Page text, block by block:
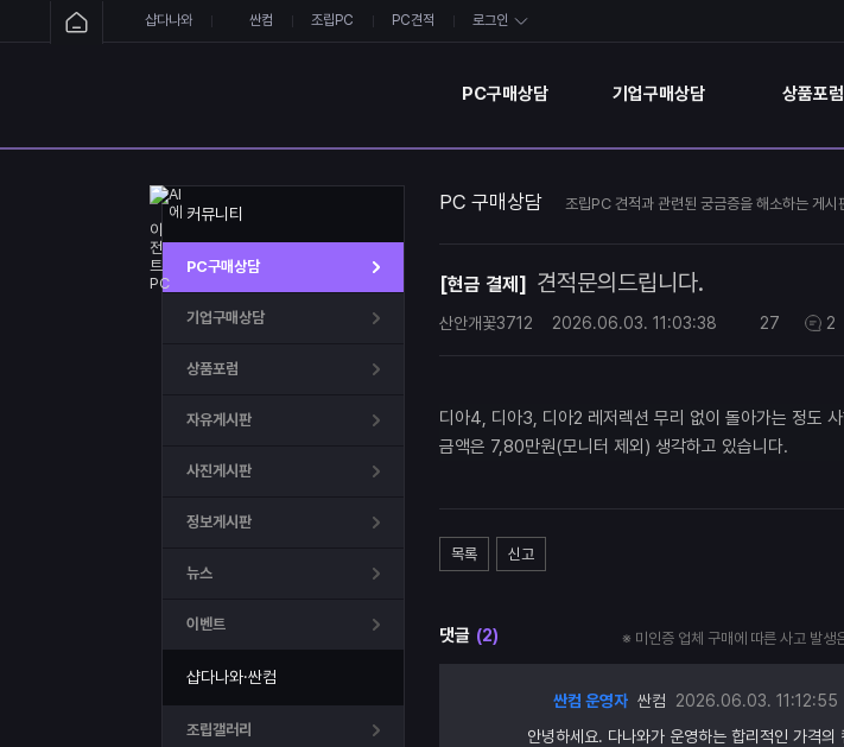
샵다나와 싼컴 조립PC PC견적 로그인
PC구매상담 기업구매상담 상품포럼
커뮤니티
PC구매상담
기업구매상담
상품포럼
자유게시판
사진게시판
정보게시판
뉴스
이벤트
샵다나와·싼컴
조립갤러리
PC 구매상담 조립PC 견적과 관련된 궁금증을 해소하는 게시
[현금 결제] 견적문의드립니다.
산안개꽃3712 2026.06.03. 11:03:38 27 2
디아4, 디아3, 디아2 레저렉션 무리 없이 돌아가는 정도
금액은 7,80만원(모니터 제외) 생각하고 있습니다.
목록 신고
댓글 (2) ※ 미인증 업체 구매에 따른 사고 발생
싼컴 운영자 싼컴 2026.06.03. 11:12:55
안녕하세요. 다나와가 운영하는 합리적인 가격